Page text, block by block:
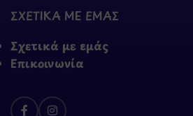
ΣΧΕΤΙΚΑ ΜΕ ΕΜΑΣ
Σχετικά με εμάς
Επικοινωνία